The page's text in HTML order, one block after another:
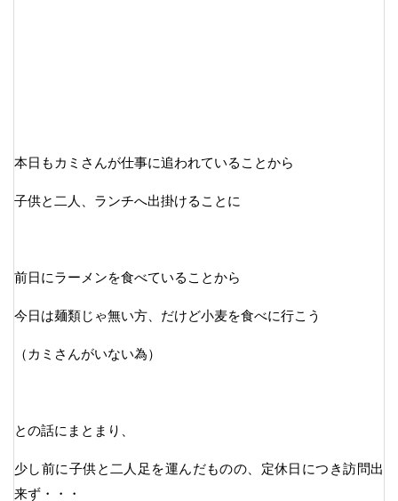
本日もカミさんが仕事に追われていることから
子供と二人、ランチへ出掛けることに
前日にラーメンを食べていることから
今日は麺類じゃ無い方、だけど小麦を食べに行こう
（カミさんがいない為）
との話にまとまり、
少し前に子供と二人足を運んだものの、定休日につき訪問出
来ず・・・